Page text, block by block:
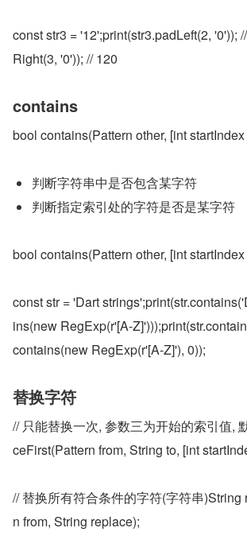
const str3 = '12';print(str3.padLeft(2, '0'));
Right(3, '0')); // 120
contains
bool contains(Pattern other, [int startIndex
判断字符串中是否包含某字符
判断指定索引处的字符是否是某字符
bool contains(Pattern other, [int startIndex
const str = 'Dart
ins(new RegExp(r'[A-
contains(new RegExp(r'[A-Z]'), 0));
替换字符
// 只能替换一次, 参数三为开始的索引值,
ceFirst(Pattern from, String to, [int
// 替换所有符合条件的字符(字符串
n from, String replace);